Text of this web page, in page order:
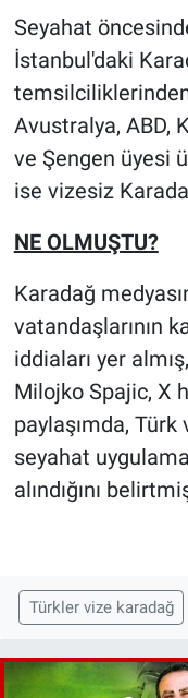
Seyahat
İstanbul'daki
Avustralya, ABD,
ve Şengen üyesi
ise vizesiz
NE OLMUŞTU?
Karadağ
vatandaşlarının
iddiaları yer
Milojko Spajic, X
paylaşımda,
seyahat
alındığını
Türkler vize karadağ